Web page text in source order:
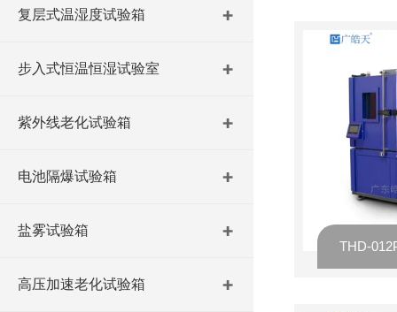
复层式温湿度试验箱
步入式恒温恒湿试验室
紫外线老化试验箱
电池隔爆试验箱
盐雾试验箱
高压加速老化试验箱